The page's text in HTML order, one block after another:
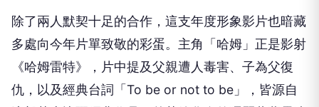
除了兩人默契十足的合作， 這支年度形象影片也暗藏
多處向今年片單致敬的彩蛋。主角「哈姆」 正是影射
《哈姆雷特》，片中提及父親遭人毒害、子為父復
仇， 以及經典台詞「To be or not to be」，皆源自